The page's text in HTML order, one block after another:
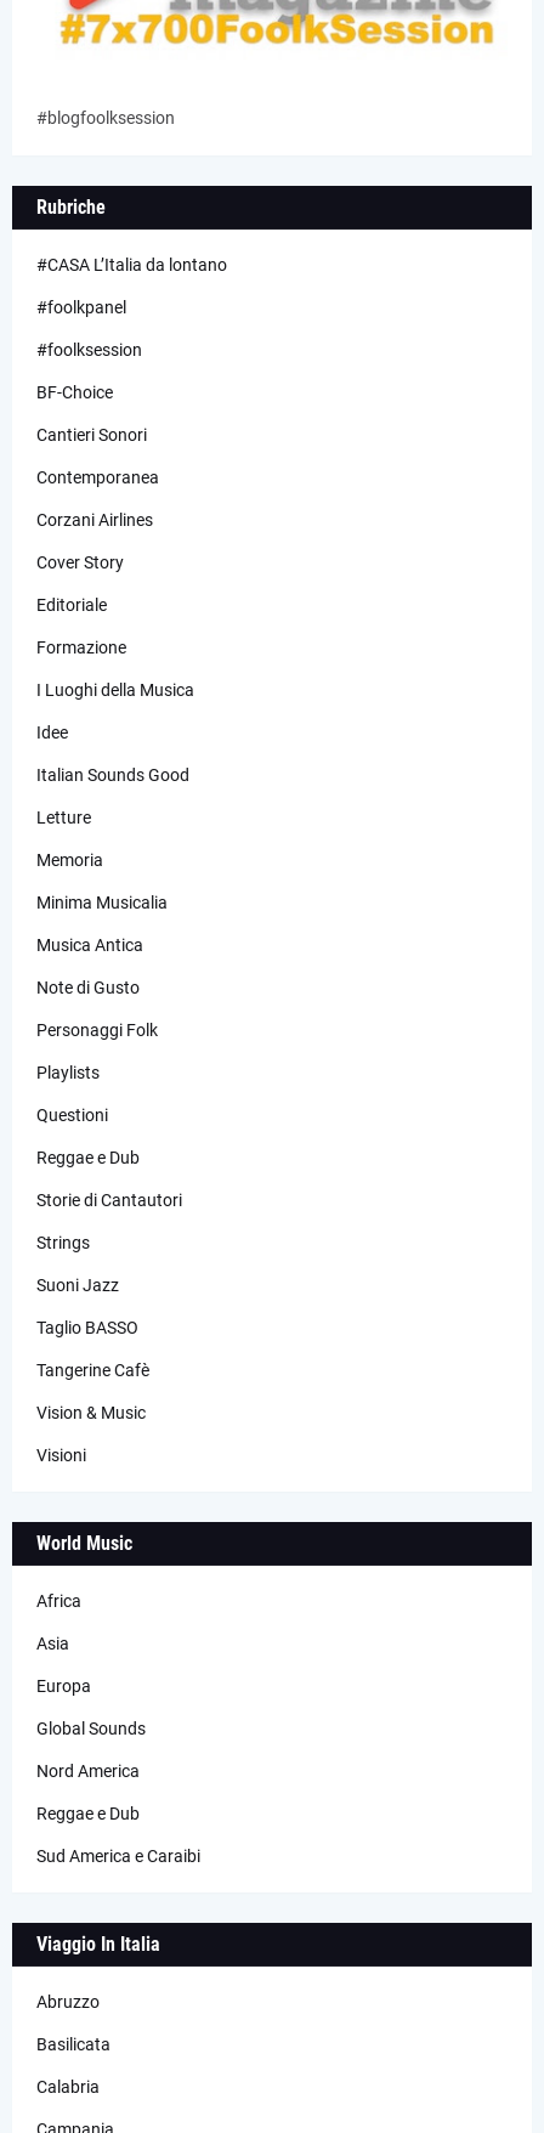
#blogfoolksession
Rubriche
#CASA L’Italia da lontano
#foolkpanel
#foolksession
BF-Choice
Cantieri Sonori
Contemporanea
Corzani Airlines
Cover Story
Editoriale
Formazione
I Luoghi della Musica
Idee
Italian Sounds Good
Letture
Memoria
Minima Musicalia
Musica Antica
Note di Gusto
Personaggi Folk
Playlists
Questioni
Reggae e Dub
Storie di Cantautori
Strings
Suoni Jazz
Taglio BASSO
Tangerine Cafè
Vision & Music
Visioni
World Music
Africa
Asia
Europa
Global Sounds
Nord America
Reggae e Dub
Sud America e Caraibi
Viaggio In Italia
Abruzzo
Basilicata
Calabria